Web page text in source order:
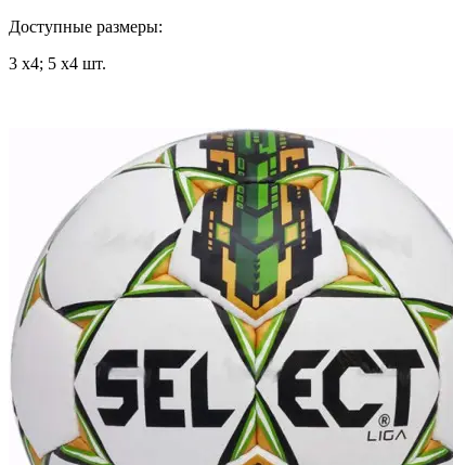
Доступные размеры:
3 х4; 5 х4 шт.